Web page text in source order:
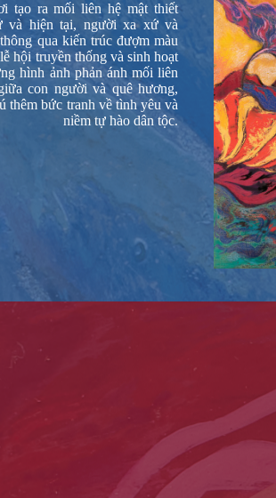
tạo ra mối liên hệ mật thiết
và hiện tại, người xa xứ và
qua kiến trúc đượm màu
hội truyền thống và sinh hoạt
hình ảnh phản ánh mối liên
con người và quê hương,
thêm bức tranh về tình yêu và
niềm tự hào dân tộc.